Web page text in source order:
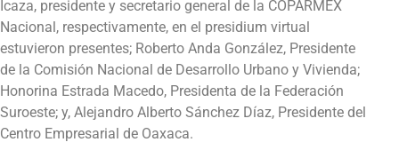
Icaza, presidente y secretario general de la COPARMEX
Nacional, respectivamente, en el presidium virtual
estuvieron presentes; Roberto Anda González, Presidente
de la Comisión Nacional de Desarrollo Urbano y Vivienda;
Honorina Estrada Macedo, Presidenta de la Federación
Suroeste; y, Alejandro Alberto Sánchez Díaz, Presidente del
Centro Empresarial de Oaxaca.